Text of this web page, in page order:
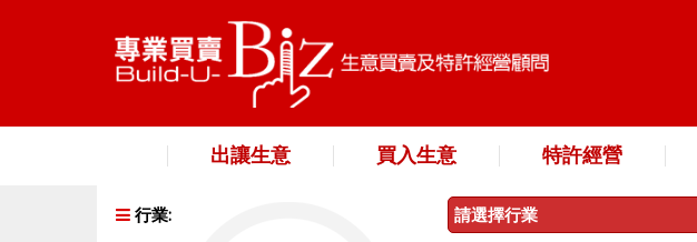
出讓生意 買入生意 特許經營
行業: 請選擇行業